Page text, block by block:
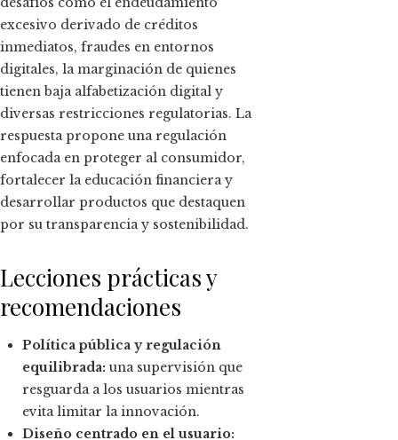
excesivo derivado de créditos
inmediatos, fraudes en entornos
digitales, la marginación de quienes
tienen baja alfabetización digital y
diversas restricciones regulatorias. La
respuesta propone una regulación
enfocada en proteger al consumidor,
fortalecer la educación financiera y
desarrollar productos que destaquen
por su transparencia y sostenibilidad.
Lecciones prácticas y
recomendaciones
Política pública y regulación
equilibrada: una supervisión que
resguarda a los usuarios mientras
evita limitar la innovación.
Diseño centrado en el usuario: